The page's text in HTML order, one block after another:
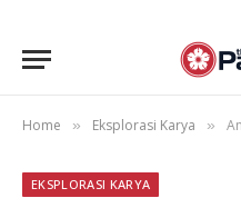
Home » Eksplorasi Karya »
EKSPLORASI KARYA